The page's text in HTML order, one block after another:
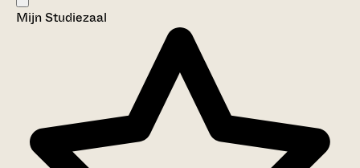
Mijn Studiezaal